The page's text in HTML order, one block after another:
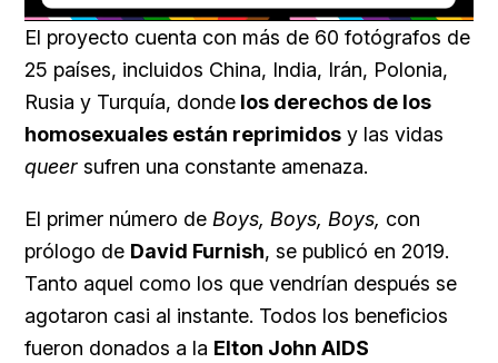
Unmute Loaded:
43.75%
El proyecto cuenta con más de 60 fotógrafos de
25 países, incluidos China, India, Irán, Polonia,
Rusia y Turquía, donde los derechos de los
homosexuales están reprimidos y las vidas
queer sufren una constante amenaza.
El primer número de Boys, Boys, Boys, con
prólogo de David Furnish, se publicó en 2019.
Tanto aquel como los que vendrían después se
agotaron casi al instante. Todos los beneficios
fueron donados a la Elton John AIDS